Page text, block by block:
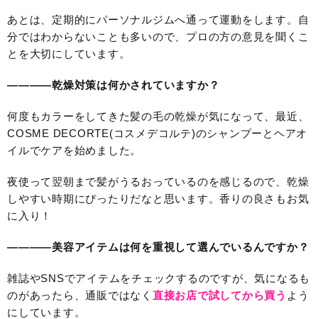
あとは、定期的にパーソナルジムへ通って運動をします。自
分ではわからないことも多いので、プロの方の意見を聞くこ
とを大切にしています。
————乾燥対策は何かされていますか？
何度もカラーをしてきた髪の毛の乾燥が気になって、最近、
COSME DECORTE(コスメデコルテ)のシャンプーとヘアオ
イルでケアを始めました。
夜使って翌朝まで髪がうるおっているのを感じるので、乾燥
しやすい時期にぴったりだなと思います。香りの良さもお気
に入り！
————美容アイテムは何を重視して選んでいるんですか？
雑誌やSNSでアイテムをチェックするのですが、気になるも
のがあったら、通販ではなく 直接お店で試してから買う よう
にしています。